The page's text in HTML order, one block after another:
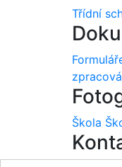
Třídní
Škola